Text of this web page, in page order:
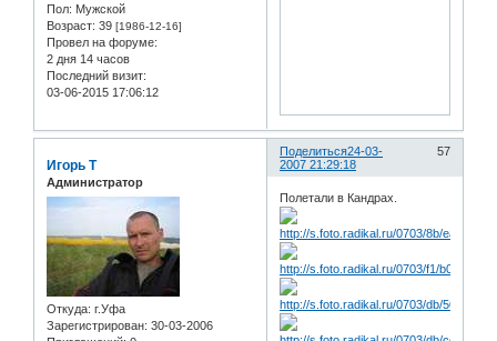
Пол: Мужской
Возраст: 39 [1986-12-16]
Провел на форуме:
2 дня 14 часов
Последний визит:
03-06-2015 17:06:12
Поделиться 57
24-03-
2007 21:29:18
Игорь Т
Администратор
Откуда: г.Уфа
Зарегистрирован: 30-03-2006
Полетали в Кандрах.